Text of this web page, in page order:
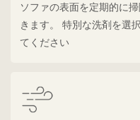
ソファの表面を定期的に
きます。 特別な洗剤を選
てください